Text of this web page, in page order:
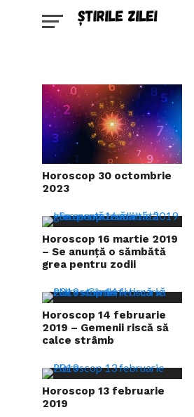
Horoscop 30 octombrie
2023
Horoscop 16 martie 2019
– Se anunță o sămbătă
grea pentru zodii
Horoscop 14 februarie
2019 – Gemenii riscă să
calce strâmb
Horoscop 13 februarie
2019